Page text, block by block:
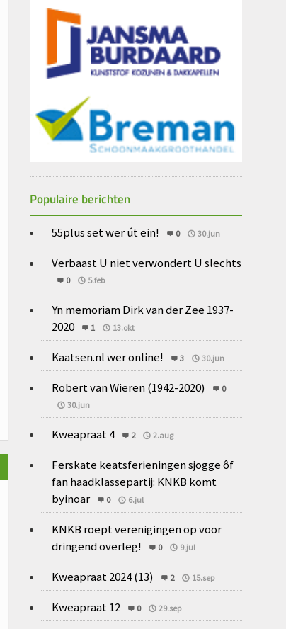
Populaire berichten
55plus set wer út ein! 0 30.jun
Verbaast U niet verwondert U slechts
0 5.feb
Yn memoriam Dirk van der Zee 1937-
2020
1 13.okt
Kaatsen.nl wer online! 3 30.jun
Robert van Wieren (1942-2020)
0
30.jun
Kweapraat 4 2 2.aug
Ferskate keatsferieningen sjogge ôf
fan haadklassepartij: KNKB komt
byinoar
0 6.jul
KNKB roept verenigingen op voor
dringend overleg!
0 9.jul
Kweapraat 2024 (13) 2 15.sep
Kweapraat 12 0 29.sep